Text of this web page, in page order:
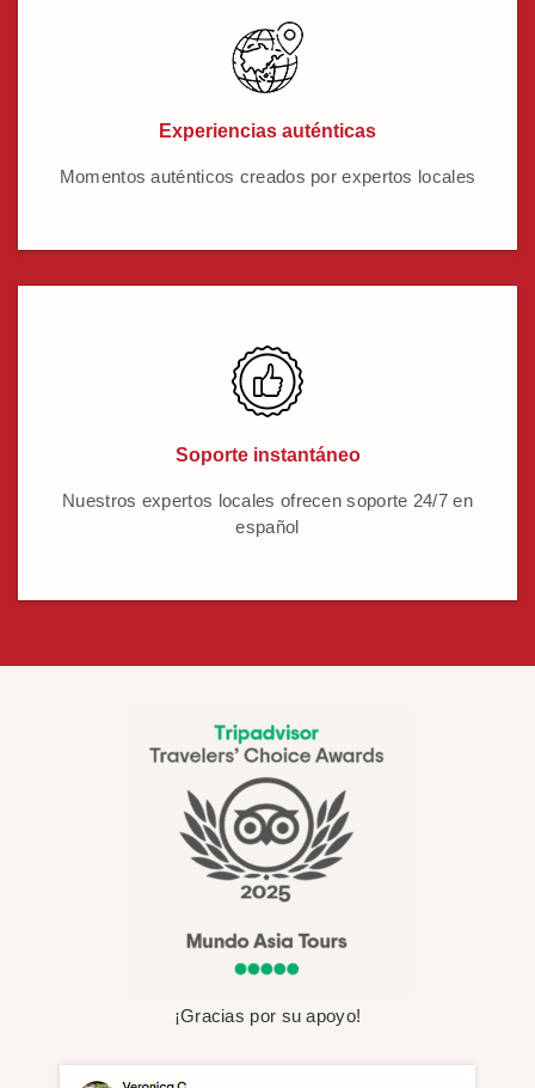
Experiencias auténticas
Momentos auténticos creados por expertos locales
Soporte instantáneo
Nuestros expertos locales ofrecen soporte 24/7 en
español
¡Gracias por su apoyo!